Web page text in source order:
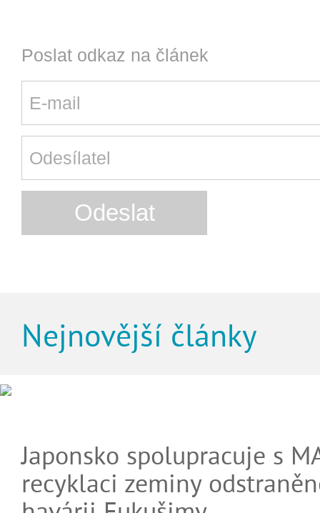
Poslat odkaz na článek
Nejnovější články
Japonsko spolupracuje s
recyklaci zeminy